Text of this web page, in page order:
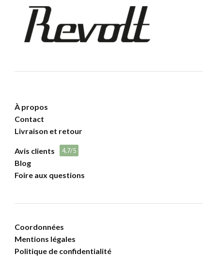
À propos
Contact
Livraison et retour
Avis clients 4,7/5
Blog
Foire aux questions
Coordonnées
Mentions légales
Politique de confidentialité